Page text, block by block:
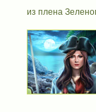
из плена